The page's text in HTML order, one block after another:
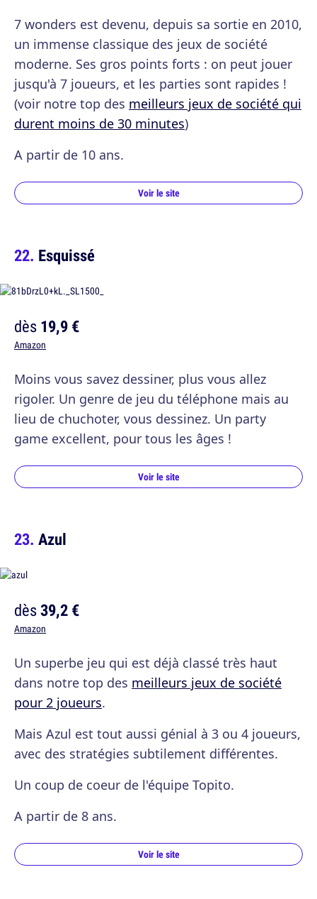
7 wonders est devenu, depuis sa sortie en 2010,
un immense classique des jeux de société
moderne. Ses gros points forts : on peut jouer
jusqu'à 7 joueurs, et les parties sont rapides !
(voir notre top des meilleurs jeux de société qui
durent moins de 30 minutes)
A partir de 10 ans.
Voir le site
Esquissé
dès19,9 €
Amazon
Moins vous savez dessiner, plus vous allez
rigoler. Un genre de jeu du téléphone mais au
lieu de chuchoter, vous dessinez. Un party
game excellent, pour tous les âges !
Voir le site
Azul
dès39,2 €
Amazon
Un superbe jeu qui est déjà classé très haut
dans notre top des meilleurs jeux de société
pour 2 joueurs.
Mais Azul est tout aussi génial à 3 ou 4 joueurs,
avec des stratégies subtilement différentes.
Un coup de coeur de l'équipe Topito.
A partir de 8 ans.
Voir le site